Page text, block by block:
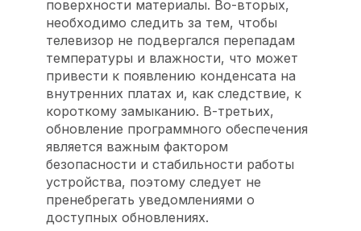
поверхности материалы. Во-вторых,
необходимо следить за тем, чтобы
телевизор не подвергался перепадам
температуры и влажности, что может
привести к появлению конденсата на
внутренних платах и, как следствие, к
короткому замыканию. В-третьих,
обновление программного обеспечения
является важным фактором
безопасности и стабильности работы
устройства, поэтому следует не
пренебрегать уведомлениями о
доступных обновлениях.